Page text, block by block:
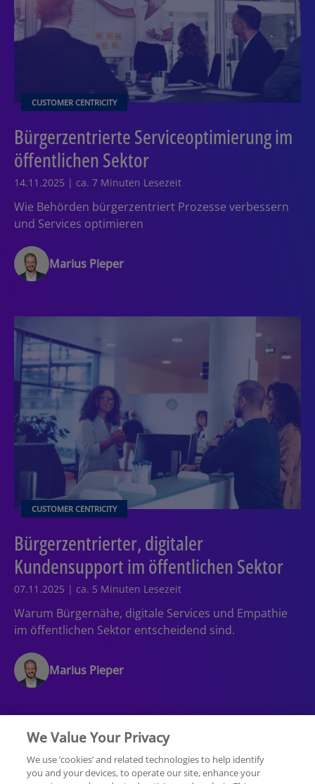
CUSTOMER CENTRICITY
Bürgerzentrierte Serviceoptimierung im
öffentlichen Sektor
14.11.2025 | ca. 7 Minuten Lesezeit
Wie Behörden bürgerzentriert Prozesse verbessern
und Services optimieren
Marius Pieper
CUSTOMER CENTRICITY
Bürgerzentrierter, digitaler
Kundensupport im öffentlichen Sektor
07.11.2025 | ca. 5 Minuten Lesezeit
Warum Bürgernähe, digitale Services und Empathie
im öffentlichen Sektor entscheidend sind.
Marius Pieper
We Value Your Privacy
We use ‘cookies’ and related technologies to help identify
you and your devices, to operate our site, enhance your